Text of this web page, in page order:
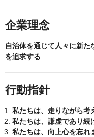
企業理念
自治体を通じて人々に新た
を追求する
行動指針
私たちは、走りながら考
私たちは、謙虚であり続
私たちは、向上心を忘れ